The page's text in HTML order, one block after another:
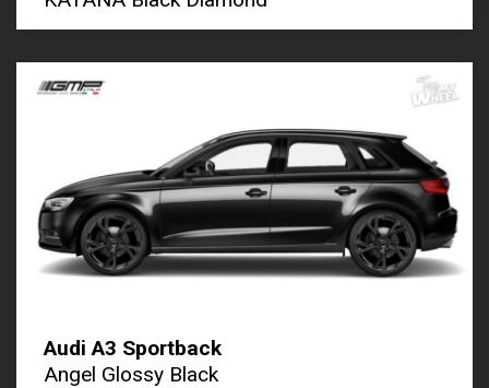
Audi A3 Sportback
Angel Glossy Black